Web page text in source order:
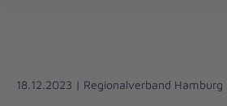
Liebe
18.12.2023 | Regionalverband Hamburg